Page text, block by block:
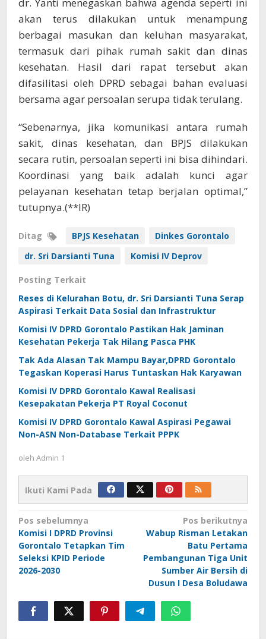
akan terus dilakukan untuk menampung
berbagai masukan dan keluhan masyarakat,
termasuk dari pihak rumah sakit dan dinas
kesehatan. Hasil dari rapat tersebut akan
difasilitasi oleh DPRD sebagai bahan evaluasi
bersama agar persoalan serupa tidak terulang.
“Sebenarnya, jika komunikasi antara rumah
sakit, dinas kesehatan, dan BPJS dilakukan
secara rutin, persoalan seperti ini bisa dihindari.
Koordinasi yang baik adalah kunci agar
pelayanan kesehatan tetap berjalan optimal,”
tutupnya.(**IR)
Ditag BPJS Kesehatan
Dinkes Gorontalo
dr. Sri Darsianti Tuna
Komisi IV Deprov
Posting Terkait
Reses di Kelurahan Botu, dr. Sri Darsianti Tuna Serap
Aspirasi Terkait Data Sosial dan Infrastruktur
Komisi IV DPRD Gorontalo Pastikan Hak Jaminan
Kesehatan Pekerja Tak Hilang Pasca PHK
Tak Ada Alasan Tak Mampu Bayar,DPRD Gorontalo
Tegaskan Koperasi Harus Tuntaskan Hak Karyawan
Komisi IV DPRD Gorontalo Kawal Realisasi
Kesepakatan Pekerja PT Royal Coconut
Komisi IV DPRD Gorontalo Kawal Aspirasi Pegawai
Non-ASN Non-Database Terkait PPPK
oleh Admin 1
Ikuti Kami Pada
Navigasi
pos
Pos sebelumnya
Komisi I DPRD Provinsi
Gorontalo Tetapkan Tim
Seleksi KPID Periode
2026-2030
Pos berikutnya
Wabup Risman Letakan
Batu Pertama
Pembangunan Tiga Unit
Sumber Air Bersih di
Dusun I Desa Boludawa